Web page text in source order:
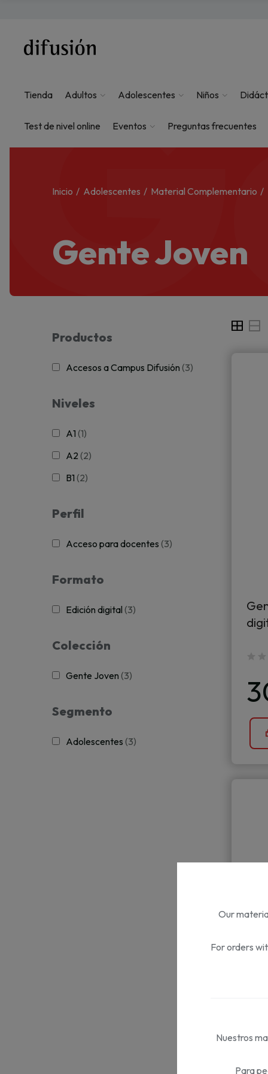
Tienda Adultos Adolescentes Niños
Test de nivel online Eventos Preguntas frecuentes
Inicio Adolescentes Material Complementario
Gente Joven
Productos
Accesos a Campus Difusión (3)
Niveles
A1 (1)
A2 (2)
B1 (2)
Perfil
Acceso para docentes (3)
Formato
Edición digital (3)
Colección
Gente Joven (3)
Segmento
Adolescentes (3)
Our
For orders
Nuestros
Para